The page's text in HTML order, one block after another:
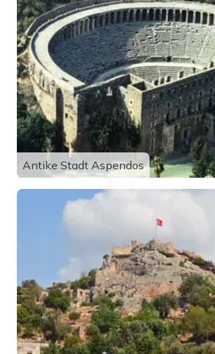
Antike Stadt Aspendos